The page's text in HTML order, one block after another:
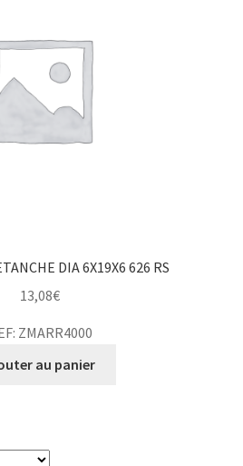
DIA 6X19X6 626 RS
13,08€
ZMARR4000
au panier